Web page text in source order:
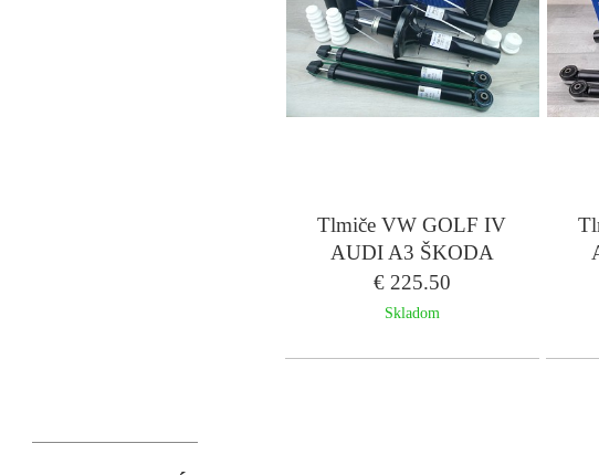
Tlmiče VW GOLF IV
AUDI A3 ŠKODA
OCTAVIA I - SACHS
sada
€ 225.50
Skladom